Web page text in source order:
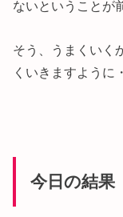
ないということが
そう、うまくいく
くいきますように
今日の結果